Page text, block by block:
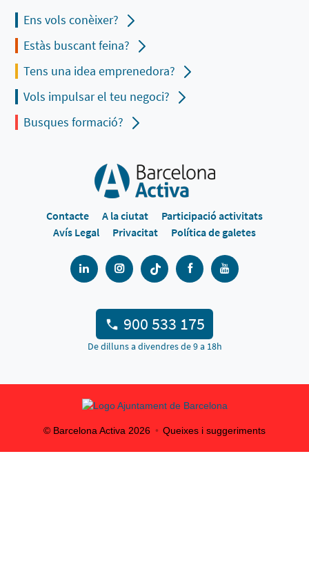
Ens vols conèixer?
Estàs buscant feina?
Tens una idea emprenedora?
Vols impulsar el teu negoci?
Busques formació?
Contacte A la ciutat
Participació activitats
Avís Legal
Privacitat Política de galetes
900 533 175
De dilluns a divendres de 9 a 18h
© Barcelona Activa 2026 Queixes i suggeriments